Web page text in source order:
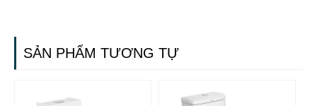
SẢN PHẨM TƯƠNG TỰ